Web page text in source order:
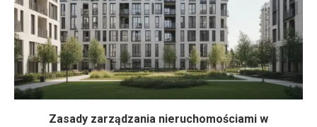
Zasady zarządzania nieruchomościami w